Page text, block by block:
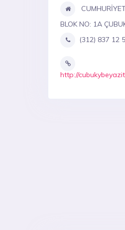
BLOK NO: 1A
(312) 837 12
http://